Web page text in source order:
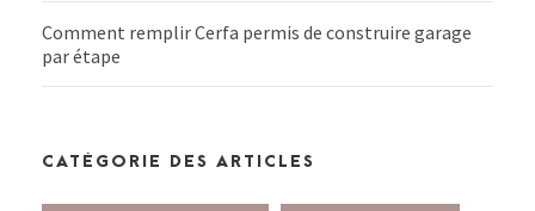
Comment remplir Cerfa permis de construire garage
par étape
CATÉGORIE DES ARTICLES